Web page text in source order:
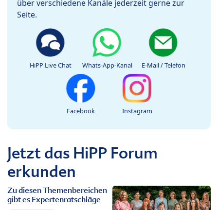
über verschiedene Kanäle jederzeit gerne zur
Seite.
HiPP Live Chat Whats-App-Kanal E-Mail / Telefon
Facebook Instagram
Jetzt das HiPP Forum
erkunden
Zu diesen Themenbereichen
gibt es Expertenratschläge